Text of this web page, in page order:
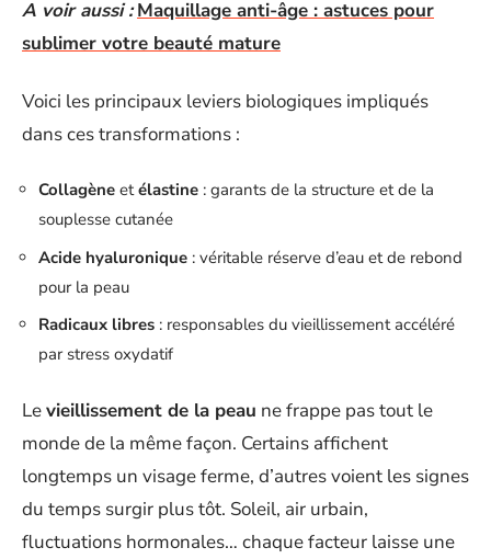
A voir aussi : Maquillage anti-âge : astuces pour
sublimer votre beauté mature
Voici les principaux leviers biologiques impliqués
dans ces transformations :
Collagène etélastine : garants de la structure et de la
souplesse cutanée
Acide hyaluronique : véritable réserve d’eau et de rebond
pour la peau
Radicaux libres : responsables du vieillissement accéléré
par stress oxydatif
Levieillissement de la peau ne frappe pas tout le
monde de la même façon. Certains affichent
longtemps un visage ferme, d’autres voient les signes
du temps surgir plus tôt. Soleil, air urbain,
fluctuations hormonales… chaque facteur laisse une